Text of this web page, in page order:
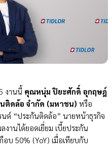
งานนี้ คุณหนุ่ม ปิยะศักดิ์ อุกฤษฎ์
นติดล้อ จำกัด (มหาชน) หรือ
ด์ “ประกันติดล้อ” นายหน้าธุรกิจ
งานได้ยอดเยี่ยม เบี้ยประกัน
อบ 50% (YoY) เมื่อเทียบกับ